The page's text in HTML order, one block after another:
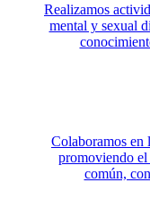
Realizamos
mental y sexual
Colaboramos en
promoviendo
común,